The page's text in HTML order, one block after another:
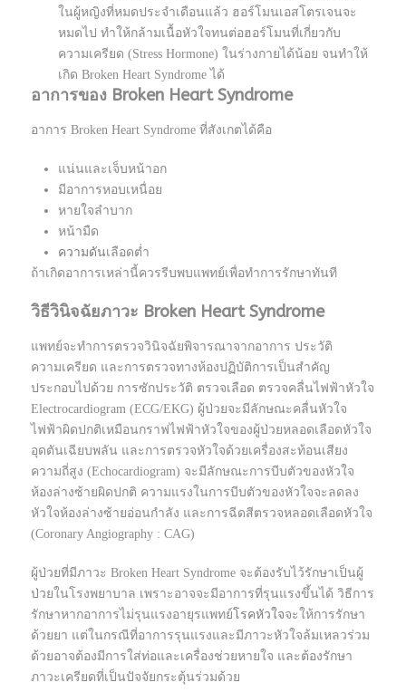
ในผู้หญิงที่หมดประจำเดือนแล้ว ฮอร์โมนเอสโตรเจนจะ
หมดไป ทำให้กล้ามเนื้อหัวใจทนต่อฮอร์โมนที่เกี่ยวกับ
ความเครียด (Stress Hormone) ในร่างกายได้น้อย จนทำให้
เกิด Broken Heart Syndrome ได้
อาการของ Broken Heart Syndrome
อาการ Broken Heart Syndrome ที่สังเกตได้คือ
แน่นและเจ็บหน้าอก
มีอาการหอบเหนื่อย
หายใจลำบาก
หน้ามืด
ความดันเลือดต่ำ
ถ้าเกิดอาการเหล่านี้ควรรีบพบแพทย์เพื่อทำการรักษาทันที
วิธีวินิจฉัยภาวะ Broken Heart Syndrome
แพทย์จะทำการตรวจวินิจฉัยพิจารณาจากอาการ ประวัติ
ความเครียด และการตรวจทางห้องปฏิบัติการเป็นสำคัญ
ประกอบไปด้วย การซักประวัติ ตรวจเลือด ตรวจคลื่นไฟฟ้าหัวใจ
Electrocardiogram (ECG/EKG) ผู้ป่วยจะมีลักษณะคลื่นหัวใจ
ไฟฟ้าผิดปกติเหมือนกราฟไฟฟ้าหัวใจของผู้ป่วยหลอดเลือดหัวใจ
อุดตันเฉียบพลัน และการตรวจหัวใจด้วยเครื่องสะท้อนเสียง
ความถี่สูง (Echocardiogram) จะมีลักษณะการบีบตัวของหัวใจ
ห้องล่างซ้ายผิดปกติ ความแรงในการบีบตัวของหัวใจจะลดลง
หัวใจห้องล่างซ้ายอ่อนกำลัง และการฉีดสีตรวจหลอดเลือดหัวใจ
(Coronary Angiography : CAG)
ผู้ป่วยที่มีภาวะ Broken Heart Syndrome จะต้องรับไว้รักษาเป็นผู้
ป่วยในโรงพยาบาล เพราะอาจจะมีอาการที่รุนแรงขึ้นได้ วิธีการ
รักษาหากอาการไม่รุนแรงอายุรแพทย์ โรคหัวใจจะให้การรักษา
ด้วยยา แต่ในกรณีที่อาการรุนแรงและมีภาวะหัวใจล้มเหลวร่วม
ด้วยอาจต้องมีการใส่ท่อและเครื่องช่วยหายใจ และต้องรักษา
ภาวะเครียดที่เป็นปัจจัยกระตุ้นร่วมด้วย